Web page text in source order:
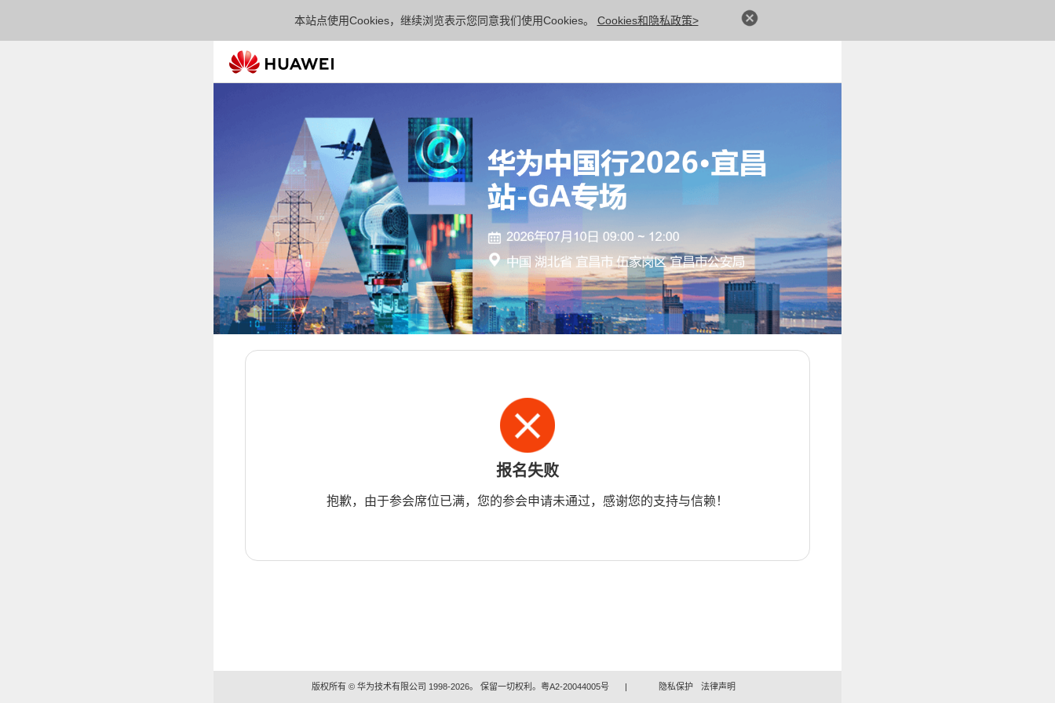
本站点使用Cookies，继续浏览表示您同意我们使用Cookies。 Cookies和隐私政策>
报名失败
抱歉，由于参会席位已满，您的参会申请未通过，感谢您的支持与信赖！
版权所有 © 华为技术有限公司 1998-2026。 保留一切权利。粤A2-20044005号 | 隐私保护 法律声明